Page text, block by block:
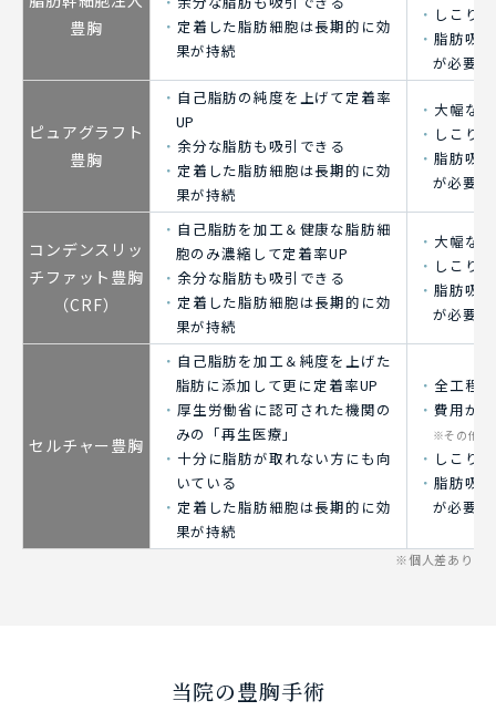
豊胸
定着した脂肪細胞は長期的に効
果が持続
しこり
脂肪吸
が必要
ピュアグラフト
豊胸
自己脂肪の純度を上げて定着率
UP
余分な脂肪も吸引できる
定着した脂肪細胞は長期的に効
果が持続
大幅な
しこり
脂肪吸
が必要
コンデンスリッ
チ ファット豊胸
（CRF）
自己脂肪を加工＆健康な脂肪細
胞のみ濃縮して定着率UP
余分な脂肪も吸引できる
定着した脂肪細胞は長期的に効
果が持続
大幅な
しこり
脂肪吸
が必要
セルチャー豊胸
自己脂肪を加工＆純度を上げた
脂肪に添加して更に定着率UP
厚生労働省に認可された機関の
みの「再生医療」
十分に脂肪が取れない方にも向
いている
定着した脂肪細胞は長期的に効
果が持続
全工程
費用が
※その他の
しこり
脂肪吸
が必要
※個人差あり
当院の豊胸手術